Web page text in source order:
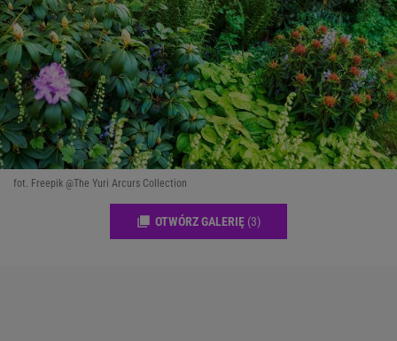
fot. Freepik @The Yuri Arcurs Collection
OTWÓRZ GALERIĘ (3)